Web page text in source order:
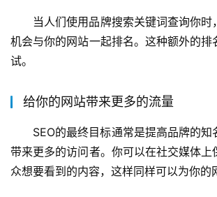
当人们使用品牌搜索关键词查询你时
机会与你的网站一起排名。这种额外的排
试。
给你的网站带来更多的流量
SEO的最终目标通常是提高品牌的
带来更多的访问者。你可以在社交媒体上
众想要看到的内容，这样同样可以为你的